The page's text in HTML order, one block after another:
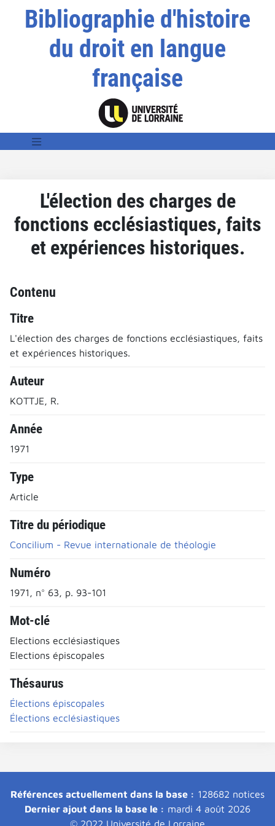
Bibliographie d'histoire
du droit en langue
française
L'élection des charges de
fonctions ecclésiastiques, faits
et expériences historiques.
Contenu
Titre
L'élection des charges de fonctions ecclésiastiques, faits
et expériences historiques.
Auteur
KOTTJE, R.
Année
1971
Type
Article
Titre du périodique
Concilium - Revue internationale de théologie
Numéro
1971, n° 63, p. 93-101
Mot-clé
Elections ecclésiastiques
Elections épiscopales
Thésaurus
Élections épiscopales
Élections ecclésiastiques
Références actuellement dans la base : 128682 notices
Dernier ajout dans la base le : mardi 4 août 2026
© 2022 Université de Lorraine